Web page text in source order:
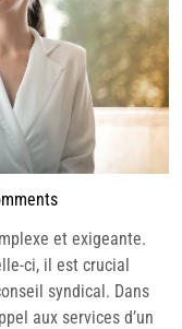
et exigeante.
ci, il est crucial
syndical. Dans
aux services d’un